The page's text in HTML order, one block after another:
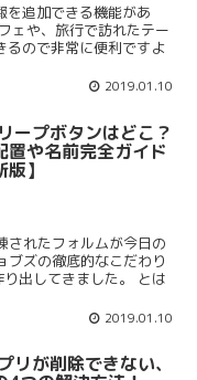
を追加できる機能があ
ェや、旅行で訪れたテー
るので非常に便利ですよ
2019.01.10
ープボタンはどこ？
置や名前完全ガイド
】
されたフォルムが今日の
ブズの徹底的なこだわり
出してきました。 とは
2019.01.10
リが削除できない、